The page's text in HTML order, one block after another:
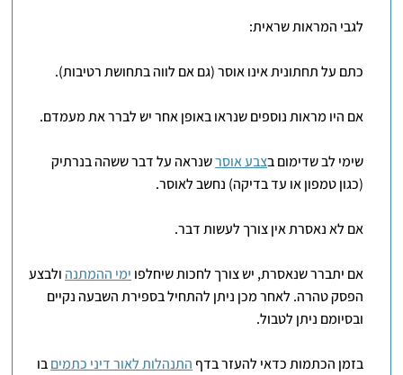
לגבי המראות שראית:
כתם על תחתונית אינו אוסר (גם אם לווה בתחושת רטיבות).
אם היו מראות נוספים שנראו באופן אחר יש לברר את מעמדם.
שימי לב שדימום בצבע אוסרשנראה על דבר ששהה בנרתיק
(כגון טמפון או עד בדיקה) נחשב לאוסר.
אם לא נאסרת אין צורך לעשות דבר.
אם יתברר שנאסרת, יש צורך לחכות שיחלפו ימי ההמתנה ולבצע
הפסק טהרה. לאחר מכן ניתן להתחיל בספירת השבעה נקיים
ובסיומם ניתן לטבול.
בזמן הכתמות כדאי להעזר בדף התנהלות לאור דיני כתמיםבו